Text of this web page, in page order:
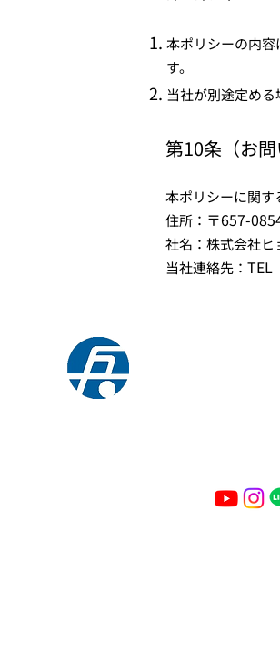
本ポリシーの内
す。
当社が別途定め
第10条（お問
本ポリシーに関す
住所： 〒657-
社名：株式会社ヒ
当社連絡先： TEL